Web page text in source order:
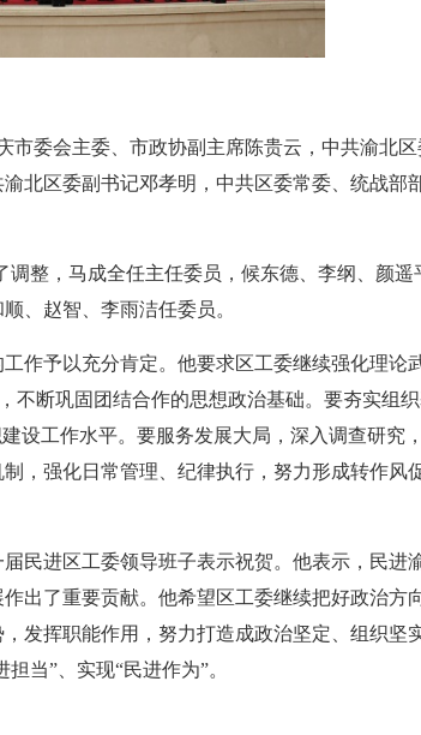
委会主委、市政协副主席陈贵云，中共渝北
北区委副书记邓孝明，中共区委常委、统战部
整，马成全任主任委员， 候东德、李纲、颜遥
、赵智、李雨洁任委员。
作予以充分肯定。他要求区工委继续强化理论
不断巩固团结合作的思想政治基础。要夯实组
设工作水平。要服务发展大局，深入调查研究
，强化日常管理、纪律执行，努力形成转作风
民进区工委领导班子表示祝贺。他表示，民进
出了重要贡献。他希望区工委继续把好政治方
发挥职能作用，努力打造成政治坚定、组织坚
当”、实现“民进作为”。